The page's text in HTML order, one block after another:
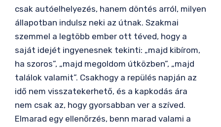
csak autóelhelyezés, hanem döntés arról, milyen
állapotban indulsz neki az útnak. Szakmai
szemmel a legtöbb ember ott téved, hogy a
saját idejét ingyenesnek tekinti: „majd kibírom,
ha szoros”, „majd megoldom útközben”, „majd
találok valamit”. Csakhogy a repülés napján az
idő nem visszatekerhető, és a kapkodás ára
nem csak az, hogy gyorsabban ver a szíved.
Elmarad egy ellenőrzés, benn marad valami a